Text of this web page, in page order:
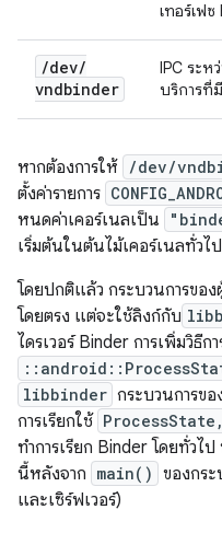
เทอร์เฟซ
/dev/
vndbinder
IPC ระห
บริการที่
หากต้องการให้ /dev/
ตั้งค่ารายการ
หนดค่าเคอร์เนลเป็น
เริ่มต้นในต้นไม้เคอร์เนลทั่วไ
โดยปกติแล้ว กระบวนการของ
โดยตรง แต่จะใช้ลิงก์กับ
ไดรเวอร์ Binder การเพิ่มวิธีก
libbinder กระบวนการขอ
การเรียกใช้ ProcessState,
ทำการเรียก Binder โดยทั่วไ
นี้หลังจาก main() ของกร
และเซิร์ฟเวอร์)